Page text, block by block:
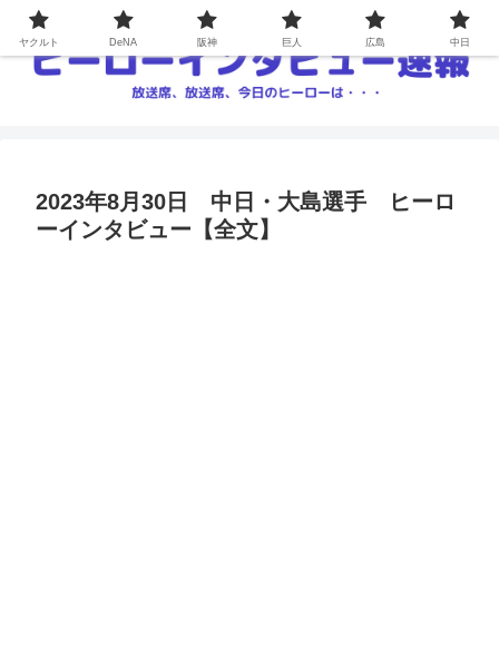
2023年8月30日 中日・大島選手 ヒーロ
ーインタビュー【全文】
ヤクルト DeNA 阪神 巨人 広島 中日